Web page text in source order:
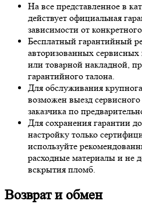
На все представленное в
действует официальная
зависимости от
Бесплатный гарантийный
авторизованных
или товарной накладной,
гарантийного талона.
Для обслуживания
возможен выезд
заказчика по
Для сохранения гарантии
настройку только
используйте
расходные материалы и не
вскрытия пломб.
Возврат и обмен